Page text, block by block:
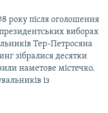
року після оголошення
виборах
Тер-Петросяна
зібралися десятки
наметове містечко.
із